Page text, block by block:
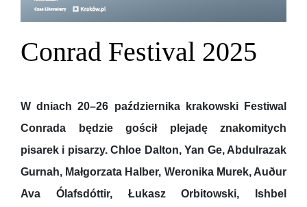
Conrad Festival 2025
W dniach 20–26 października krakowski Festiwal
Conrada będzie gościł plejadę znakomitych
pisarek i pisarzy. Chloe Dalton, Yan Ge, Abdulrazak
Gurnah, Małgorzata Halber, Weronika Murek, Auður
Ava Ólafsdóttir, Łukasz Orbitowski, Ishbel